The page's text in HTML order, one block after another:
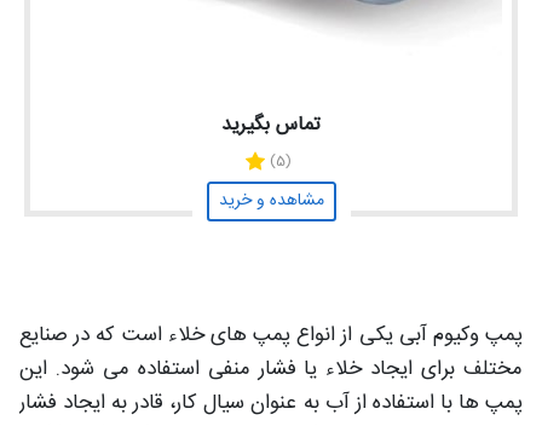
تماس بگیرید
(5)
مشاهده و خرید
پمپ وکیوم آبی یکی از انواع پمپ‌ های خلاء است که در صنایع
مختلف برای ایجاد خلاء یا فشار منفی استفاده می‌ شود. این
پمپ‌ ها با استفاده از آب به عنوان سیال کار، قادر به ایجاد فشار